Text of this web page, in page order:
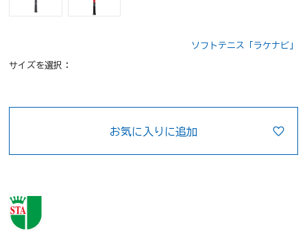
ソフトテニス「ラケナビ」
サイズを選択：
お気に入りに追加